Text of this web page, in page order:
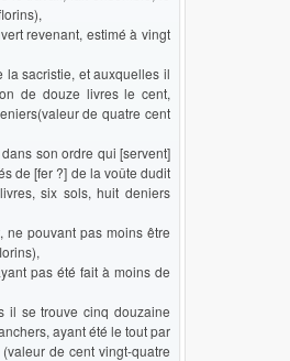
revenant, estimé à vingt
sacristie, et auxquelles il
de douze livres le cent,
de quatre cent
son ordre qui [servent]
de [fer ?] de la voûte dudit
six sols, huit deniers
ne pouvant pas moins être
pas été fait à moins de
il se trouve cinq douzaine
ayant été le tout par
de cent vingt-quatre